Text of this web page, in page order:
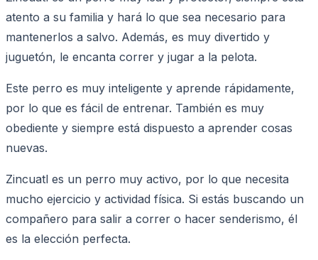
atento a su familia y hará lo que sea necesario para
mantenerlos a salvo. Además, es muy divertido y
juguetón, le encanta correr y jugar a la pelota.
Este perro es muy inteligente y aprende rápidamente,
por lo que es fácil de entrenar. También es muy
obediente y siempre está dispuesto a aprender cosas
nuevas.
Zincuatl es un perro muy activo, por lo que necesita
mucho ejercicio y actividad física. Si estás buscando un
compañero para salir a correr o hacer senderismo, él
es la elección perfecta.